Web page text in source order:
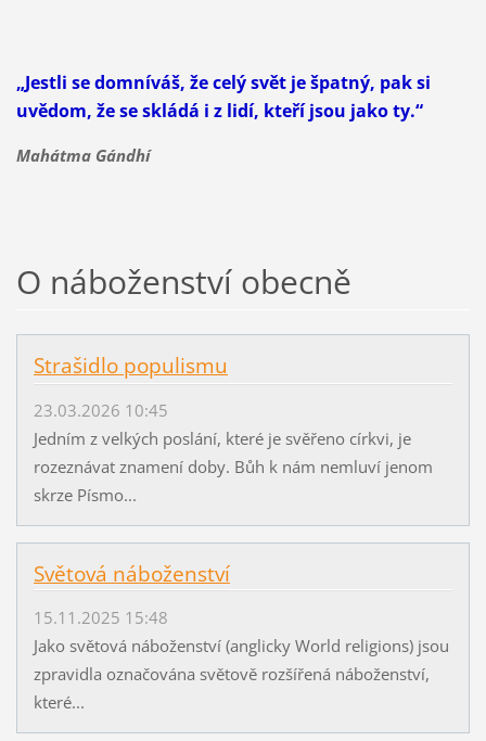
„Jestli se domníváš, že celý svět je špatný, pak si
uvědom, že se skládá i z lidí, kteří jsou jako ty.“
Mahátma Gándhí
O náboženství obecně
Strašidlo populismu
23.03.2026 10:45
Jedním z velkých poslání, které je svěřeno církvi, je
rozeznávat znamení doby. Bůh k nám nemluví jenom
skrze Písmo...
Světová náboženství
15.11.2025 15:48
Jako světová náboženství (anglicky World religions) jsou
zpravidla označována světově rozšířená náboženství,
které...